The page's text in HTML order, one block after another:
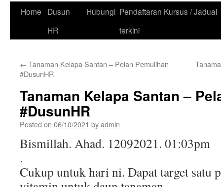
Skip
Home
Dusun
HR
Hubungi Pendaftaran Kursus / Jadual
terkini
← Tanaman Kelapa Santan – Pelan Pemulihan
#DusunHR
Tanaman Kelapa Santan –
#DusunHR
Posted on 06/10/2021 byadmin
Bismillah. Ahad. 12092021. 01:03pm
.
Cukup untuk hari ni. Dapat target satu